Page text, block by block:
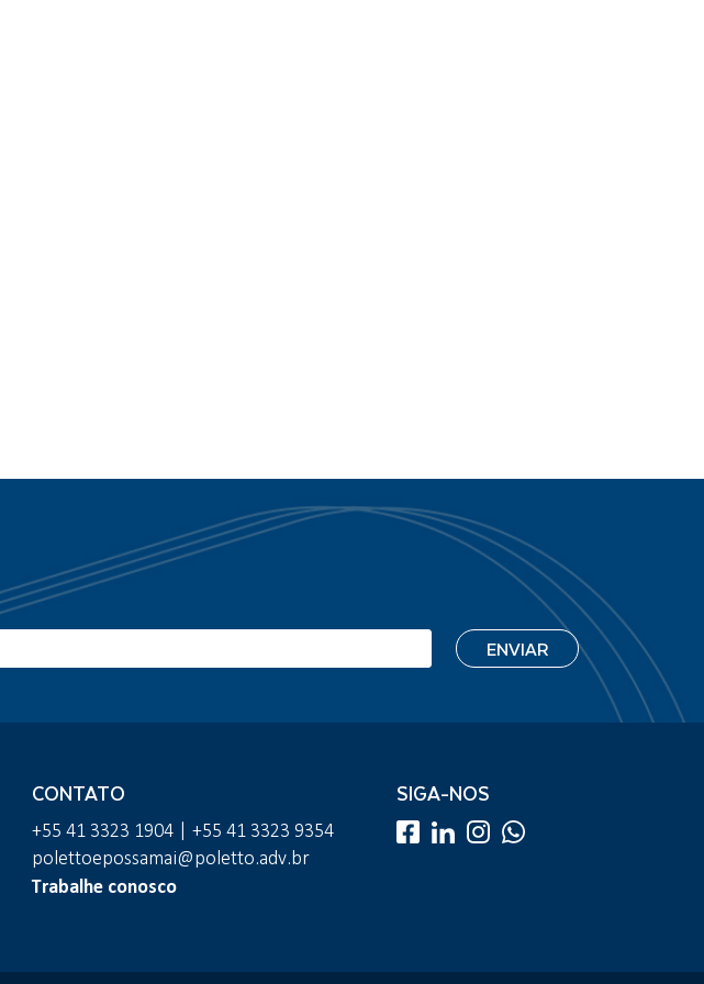
CONTATO
+55 41 3323 1904 | +55 41 3323 9354
polettoepossamai@poletto.adv.br
Trabalhe conosco
SIGA-NOS